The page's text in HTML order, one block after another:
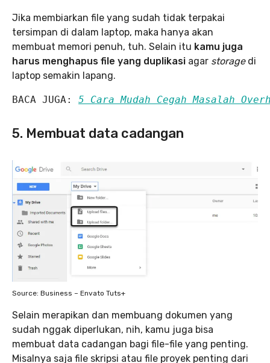
Jika membiarkan file yang sudah tidak terpakai
tersimpan di dalam laptop, maka hanya akan
membuat memori penuh, tuh. Selain itu kamu juga
harus menghapus file yang duplikasi agar storage di
laptop semakin lapang.
BACA JUGA: 5 Cara Mudah Cegah Masalah
5. Membuat data cadangan
Source: Business – Envato Tuts+
Selain merapikan dan membuang dokumen yang
sudah nggak diperlukan, nih, kamu juga bisa
membuat data cadangan bagi file-file yang penting.
Misalnya saja file skripsi atau file proyek penting dari